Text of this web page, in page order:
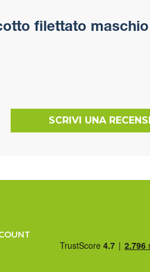
filettato
SCRIVI UNA